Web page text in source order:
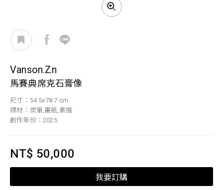
Vanson.Zn
馬賽典席克石膏像
尺寸：54.5x78.7 cm
媒材：炭筆,畫紙,素描
創作年份：2025
NT$ 50,000
我要訂購